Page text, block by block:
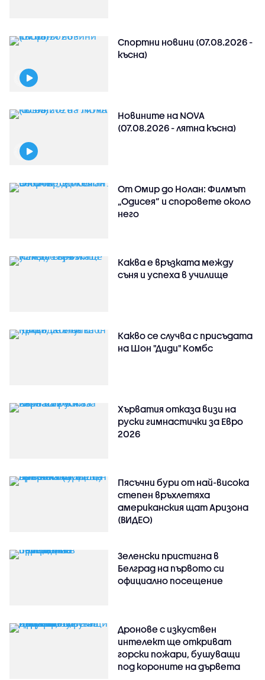
Спортни новини (07.08.2026 -
късна)
Новините на NOVA
(07.08.2026 - лятна късна)
От Омир до Нолан: Филмът
„Одисея” и споровете около
него
Каква е връзката между
съня и успеха в училище
Какво се случва с присъдата
на Шон "Диди" Комбс
Хърватия отказа визи на
руски гимнастички за Евро
2026
Пясъчни бури от най-висока
степен връхлетяха
американския щат Аризона
(ВИДЕО)
Зеленски пристигна в
Белград на първото си
официално посещение
Дронове с изкуствен
интелект ще откриват
горски пожари, бушуващи
под короните на дървета